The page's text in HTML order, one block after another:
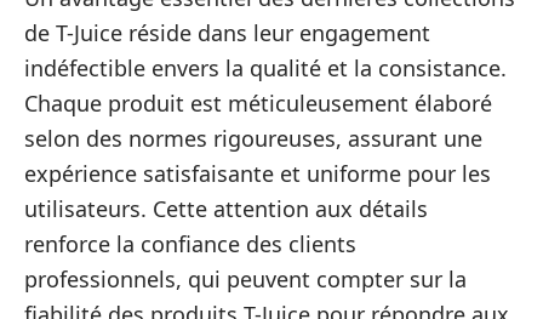
de T-Juice réside dans leur engagement
indéfectible envers la qualité et la consistance.
Chaque produit est méticuleusement élaboré
selon des normes rigoureuses, assurant une
expérience satisfaisante et uniforme pour les
utilisateurs. Cette attention aux détails
renforce la confiance des clients
professionnels, qui peuvent compter sur la